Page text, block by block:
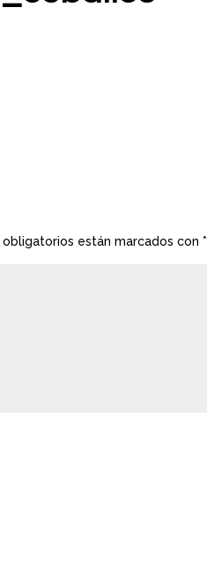
obligatorios están marcados con*